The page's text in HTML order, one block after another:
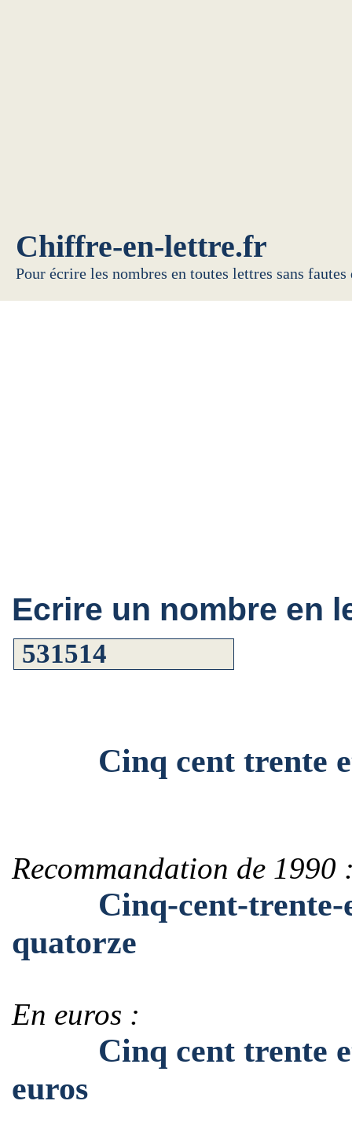
Chiffre-en-lettre.fr
Pour écrire les nombres en toutes lettres sans
Ecrire un nombre en
Cinq cent trente et
Recommandation de 1990
Cinq-cent-trente-
quatorze
En euros :
Cinq cent trente et
euros